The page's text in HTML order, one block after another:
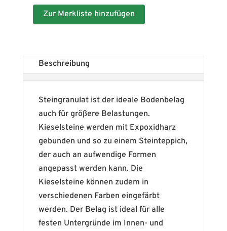
Zur Merkliste hinzufügen
Beschreibung
Steingranulat ist der ideale Bodenbelag
auch für größere Belastungen.
Kieselsteine werden mit Expoxidharz
gebunden und so zu einem Steinteppich,
der auch an aufwendige Formen
angepasst werden kann. Die
Kieselsteine können zudem in
verschiedenen Farben eingefärbt
werden. Der Belag ist ideal für alle
festen Untergründe im Innen- und